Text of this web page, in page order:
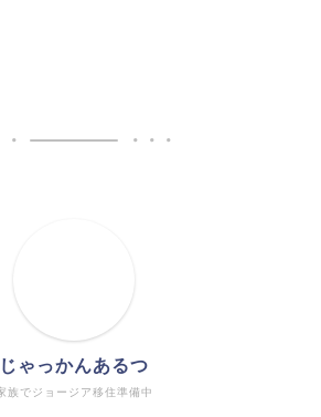
族でジョージア移住準備中
じゃっかんあるつ